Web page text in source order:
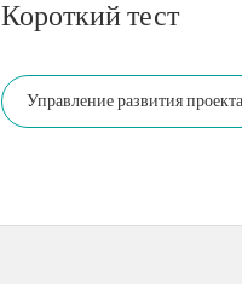
Короткий тест
Управление развития